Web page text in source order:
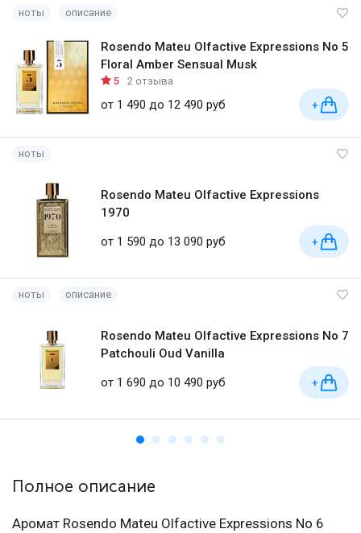
ноты описание
Rosendo Mateu Olfactive Expressions No 5
Floral Amber Sensual Musk
5 2 отзыва
от 1 490 до 12 490 руб +
ноты
Rosendo Mateu Olfactive Expressions
1970
от 1 590 до 13 090 руб
+
ноты описание
Rosendo Mateu Olfactive Expressions No 7
Patchouli Oud Vanilla
от 1 690 до 10 490 руб
+
Полное описание
Аромат Rosendo Mateu Olfactive Expressions No 6